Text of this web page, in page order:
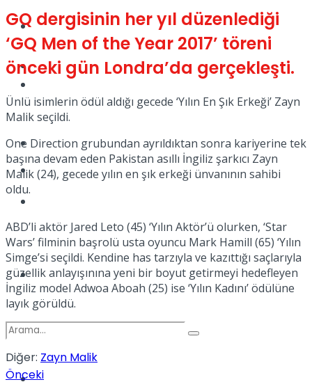
TV
Kadınca
Dünya
Sinema
Spor
GQ dergisinin her yıl düzenlediği
‘GQ Men of the Year 2017’ töreni
önceki gün Londra’da gerçekleşti.
Ünlü isimlerin ödül aldığı gecede ‘Yılın En Şık Erkeği’ Zayn
Malik seçildi.
One Direction grubundan ayrıldıktan sonra kariyerine tek
başına devam eden Pakistan asıllı İngiliz şarkıcı Zayn
Malik (24), gecede yılın en şık erkeği ünvanının sahibi
oldu.
ABD’li aktör Jared Leto (45) ‘Yılın Aktör’ü olurken, ‘Star
Wars’ filminin başrolü usta oyuncu Mark Hamill (65) ‘Yılın
Simge’si seçildi. Kendine has tarzıyla ve kazıttığı saçlarıyla
güzellik anlayışınına yeni bir boyut getirmeyi hedefleyen
İngiliz model Adwoa Aboah (25) ise ‘Yılın Kadını’ ödülüne
layık görüldü.
Diğer: Zayn Malik
Önceki